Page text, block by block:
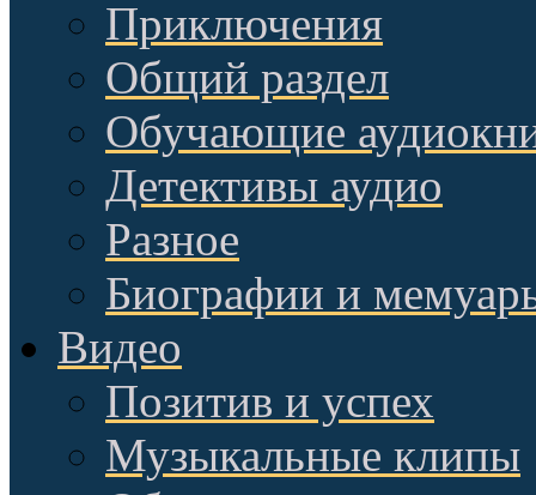
Приключения
Общий раздел
Обучающие
Детективы аудио
Разное
Биографии и
Видео
Позитив и успех
Музыкальные клипы